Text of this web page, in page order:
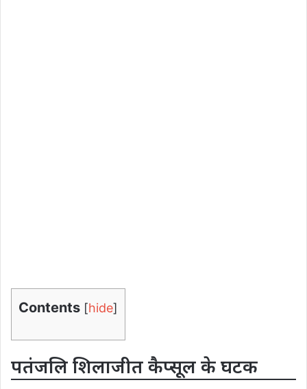
Contents [hide]
पतंजलि शिलाजीत कैप्सूल के घटक